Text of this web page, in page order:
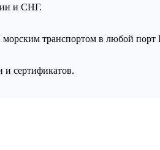
и СНГ.
транспортом в любой порт
и сертификатов.